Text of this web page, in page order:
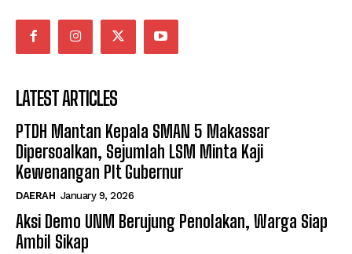
LATEST ARTICLES
PTDH Mantan Kepala SMAN 5 Makassar
Dipersoalkan, Sejumlah LSM Minta Kaji
Kewenangan Plt Gubernur
DAERAH January 9, 2026
Aksi Demo UNM Berujung Penolakan, Warga Siap
Ambil Sikap